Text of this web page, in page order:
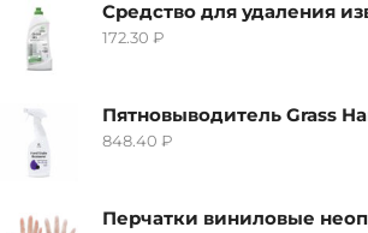
172.30 ₽
848.40 ₽